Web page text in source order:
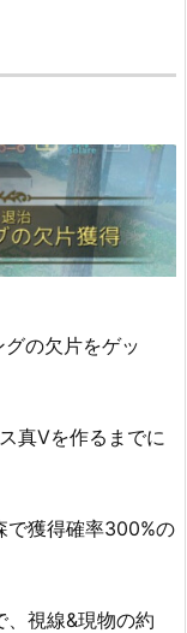
の欠片をゲッ
真Ⅴを作るまでに
で獲得確率300%の
視線&現物の約